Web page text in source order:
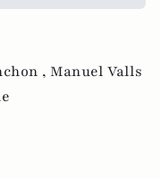
, Manuel Valls